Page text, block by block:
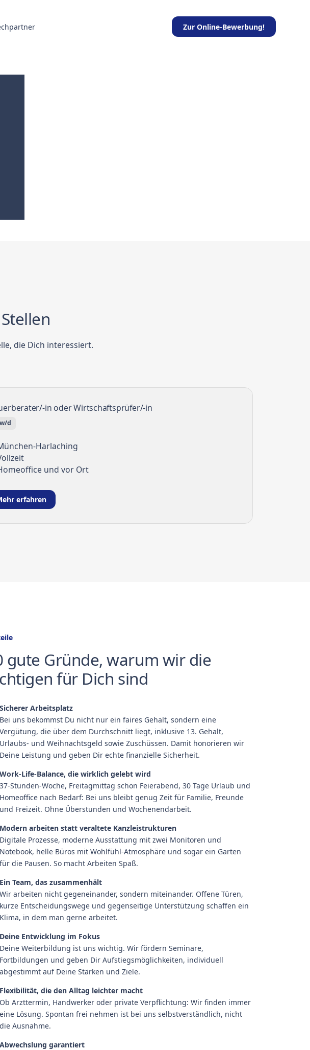
Zur Online-Bewerbung!
die Dich interessiert.
in oder Wirtschaftsprüfer/-in
d
Harlaching
und vor Ort
erfahren
gute Gründe, warum wir die
für Dich sind
Sicherer Arbeitsplatz
Bei uns bekommst Du nicht nur ein faires Gehalt, sondern eine
Vergütung, die über dem Durchschnitt liegt, inklusive 13. Gehalt,
Urlaubs- und Weihnachtsgeld sowie Zuschüssen. Damit honorieren wir
Deine Leistung und geben Dir echte finanzielle Sicherheit.
Work-Life-Balance, die wirklich gelebt wird
37-Stunden-Woche, Freitagmittag schon Feierabend, 30 Tage Urlaub und
Homeoffice nach Bedarf: Bei uns bleibt genug Zeit für Familie, Freunde
und Freizeit. Ohne Überstunden und Wochenendarbeit.
Modern arbeiten statt veraltete Kanzleistrukturen
Digitale Prozesse, moderne Ausstattung mit zwei Monitoren und
Notebook, helle Büros mit Wohlfühl-Atmosphäre und sogar ein Garten
für die Pausen. So macht Arbeiten Spaß.
Ein Team, das zusammenhält
Wir arbeiten nicht gegeneinander, sondern miteinander. Offene Türen,
kurze Entscheidungswege und gegenseitige Unterstützung schaffen ein
Klima, in dem man gerne arbeitet.
Deine Entwicklung im Fokus
Deine Weiterbildung ist uns wichtig. Wir fördern Seminare,
Fortbildungen und geben Dir Aufstiegsmöglichkeiten, individuell
abgestimmt auf Deine Stärken und Ziele.
Flexibilität, die den Alltag leichter macht
Ob Arzttermin, Handwerker oder private Verpflichtung: Wir finden immer
eine Lösung. Spontan frei nehmen ist bei uns selbstverständlich, nicht
die Ausnahme.
Abwechslung garantiert